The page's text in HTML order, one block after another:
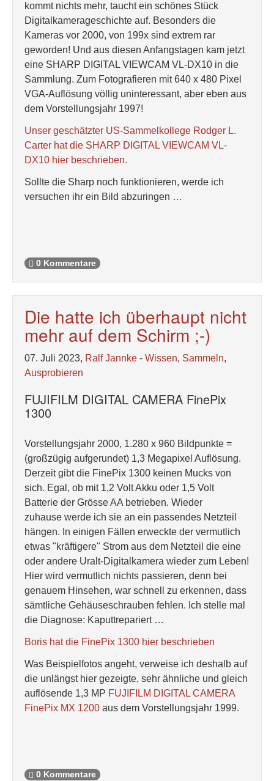
kommt nichts mehr, taucht ein schönes Stück
Digitalkamerageschichte auf. Besonders die
Kameras vor 2000, von 199x sind extrem rar
geworden! Und aus diesen Anfangstagen kam jetzt
eine SHARP DIGITAL VIEWCAM VL-DX10 in die
Sammlung. Zum Fotografieren mit 640 x 480 Pixel
VGA-Auflösung völlig uninteressant, aber eben aus
dem Vorstellungsjahr 1997!
Unser geschätzter US-Sammelkollege Rodger L.
Carter hat die SHARP DIGITAL VIEWCAM VL-
DX10 hier beschrieben.
Sollte die Sharp noch funktionieren, werde ich
versuchen ihr ein Bild abzuringen …
0 Kommentare
Die hatte ich überhaupt nicht
mehr auf dem Schirm ;-)
07. Juli 2023, Ralf Jannke - Wissen, Sammeln,
Ausprobieren
FUJIFILM DIGITAL CAMERA FinePix
1300
Vorstellungsjahr 2000, 1.280 x 960 Bildpunkte =
(großzügig aufgerundet) 1,3 Megapixel Auflösung.
Derzeit gibt die FinePix 1300 keinen Mucks von
sich. Egal, ob mit 1,2 Volt Akku oder 1,5 Volt
Batterie der Grösse AA betrieben. Wieder
zuhause werde ich sie an ein passendes Netzteil
hängen. In einigen Fällen erweckte der vermutlich
etwas "kräftigere" Strom aus dem Netzteil die eine
oder andere Uralt-Digitalkamera wieder zum Leben!
Hier wird vermutlich nichts passieren, denn bei
genauem Hinsehen, war schnell zu erkennen, dass
sämtliche Gehäuseschrauben fehlen. Ich stelle mal
die Diagnose: Kaputtrepariert …
Boris hat die FinePix 1300 hier beschrieben
Was Beispielfotos angeht, verweise ich deshalb auf
die unlängst hier gezeigte, sehr ähnliche und gleich
auflösende 1,3 MP FUJIFILM DIGITAL CAMERA
FinePix MX 1200 aus dem Vorstellungsjahr 1999.
0 Kommentare